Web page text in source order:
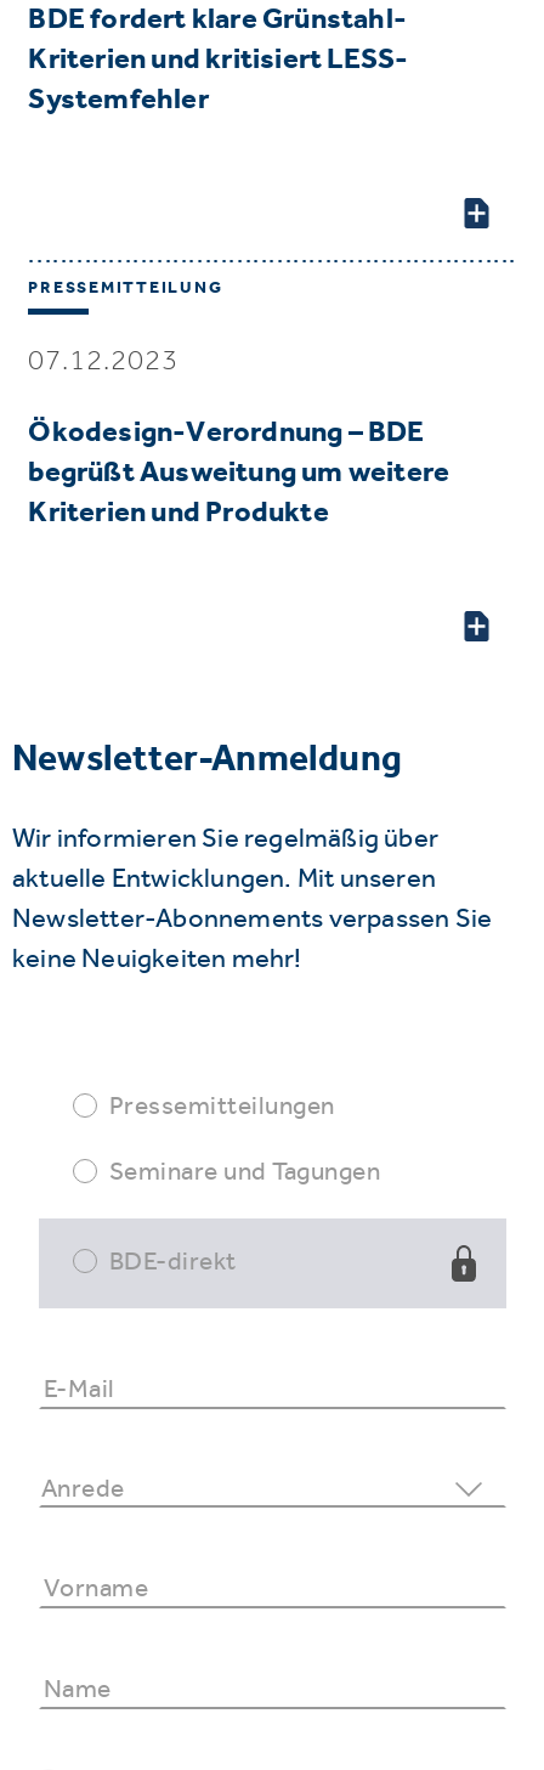
BDE fordert klare Grünstahl-
Kriterien und kritisiert LESS-
Systemfehler
PRESSEMITTEILUNG
07.12.2023
Ökodesign-Verordnung – BDE
begrüßt Ausweitung um weitere
Kriterien und Produkte
Newsletter-Anmeldung
Wir informieren Sie regelmäßig über
aktuelle Entwicklungen. Mit unseren
Newsletter-Abonnements verpassen Sie
keine Neuigkeiten mehr!
Pressemitteilungen
Seminare und Tagungen
BDE-direkt